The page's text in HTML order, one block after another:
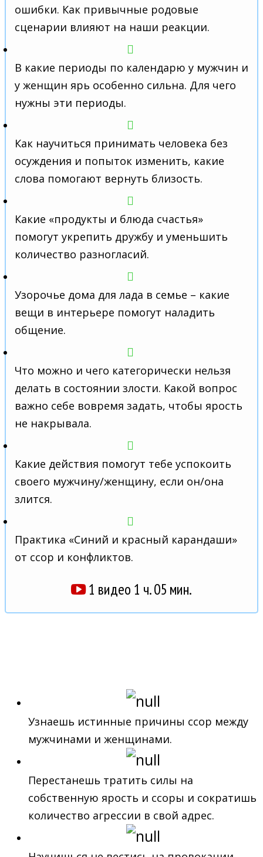
ошибки. Как привычные родовые
сценарии влияют на наши реакции.
В какие периоды по календарю у мужчин и
у женщин ярь особенно сильна. Для чего
нужны эти периоды.
Как научиться принимать человека без
осуждения и попыток изменить, какие
слова помогают вернуть близость.
Какие «продукты и блюда счастья»
помогут укрепить дружбу и уменьшить
количество разногласий.
Узорочье дома для лада в семье – какие
вещи в интерьере помогут наладить
общение.
Что можно и чего категорически нельзя
делать в состоянии злости. Какой вопрос
важно себе вовремя задать, чтобы ярость
не накрывала.
Какие действия помогут тебе успокоить
своего мужчину/женщину, если он/она
злится.
Практика «Синий и красный карандаши»
от ссор и конфликтов.
1 видео 1 ч. 05 мин.
Узнаешь истинные причины ссор между
мужчинами и женщинами.
Перестанешь тратить силы на
собственную ярость и ссоры и сократишь
количество агрессии в свой адрес.